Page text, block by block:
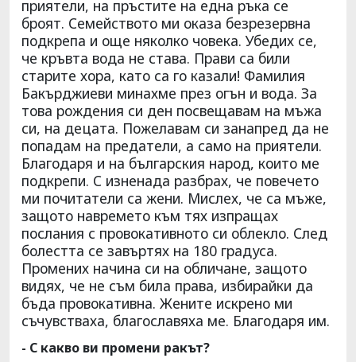
приятели, на пръстите на една ръка се
броят. Семейството ми оказа безрезервна
подкрепа и още няколко човека. Убедих се,
че кръвта вода не става. Прави са били
старите хора, като са го казали! Фамилия
Бакърджиеви минахме през огън и вода. За
това рождения си ден посвещавам на мъжа
си, на децата. Пожелавам си занапред да не
попадам на предатели, а само на приятели.
Благодаря и на българския народ, които ме
подкрепи. С изненада разбрах, че повечето
ми почитатели са жени. Мислех, че са мъже,
защото навремето към тях изпращах
послания с провокативното си облекло. След
болестта се завъртях на 180 градуса.
Промених начина си на обличане, защото
видях, че не съм била права, избирайки да
бъда провокативна. Жените искрено ми
съчувстваха, благославяха ме. Благодаря им.
- С какво ви промени ракът?